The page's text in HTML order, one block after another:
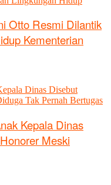
Otto Resmi Dilantik
Kementerian
Kepala Dinas
Meski